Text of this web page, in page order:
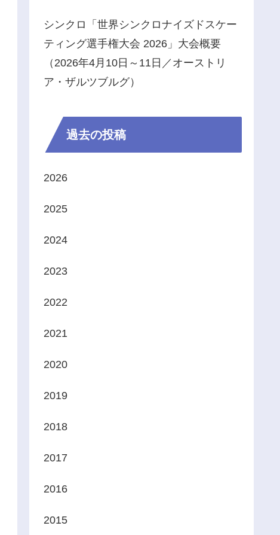
シンクロ「世界シンクロナイズドスケー
ティング選手権大会 2026」大会概要
（2026年4月10日～11日／オーストリ
ア・ザルツブルグ）
過去の投稿
2026
2025
2024
2023
2022
2021
2020
2019
2018
2017
2016
2015